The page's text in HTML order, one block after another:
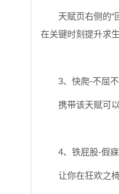
天赋页右侧的“
在关键时刻提升求
3、快爬-不屈
携带该天赋可
4、铁屁股-假寐
让你在狂欢之